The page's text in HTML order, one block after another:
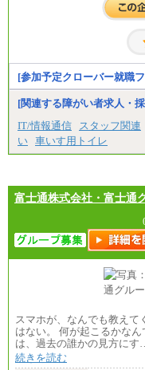
⑲東京：
以上
㉑月給
㉓月給
※全コース
異なります
※試用期間
より決定
お伝えし
[参加予定クローバー就職
[関連する障がい者求人・
IT/情報通信
スタッフ関連
い 車いす用トイレ
富士通株式会社・富士通
スマホが、なんでも教えて
はない。 何が起こるかな
は、過去の誰かの見方にす
続きを読む